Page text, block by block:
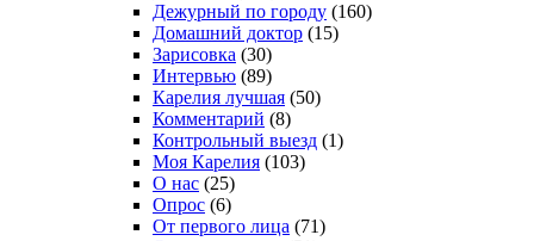
Дежурный по городу (160)
Домашний доктор (15)
Зарисовка (30)
Интервью (89)
Карелия лучшая (50)
Комментарий (8)
Контрольный выезд (1)
Моя Карелия (103)
О нас (25)
Опрос (6)
От первого лица (71)